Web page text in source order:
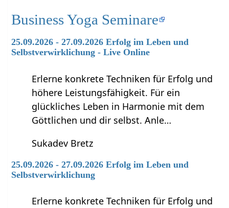
Business Yoga Seminare
25.09.2026 - 27.09.2026 Erfolg im Leben und
Selbstverwirklichung - Live Online
Erlerne konkrete Techniken für Erfolg und
höhere Leistungsfähigkeit. Für ein
glückliches Leben in Harmonie mit dem
Göttlichen und dir selbst. Anle…
Sukadev Bretz
25.09.2026 - 27.09.2026 Erfolg im Leben und
Selbstverwirklichung
Erlerne konkrete Techniken für Erfolg und